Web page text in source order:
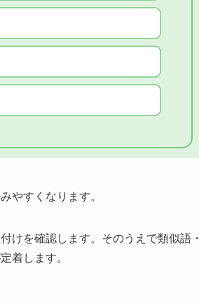
やすくなります。
けを確認します。そのうえで類似語・
着します。